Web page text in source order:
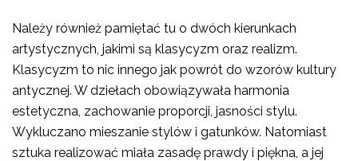
Należy również pamiętać tu o dwóch kierunkach
artystycznych, jakimi są klasycyzm oraz realizm.
Klasycyzm to nic innego jak powrót do wzorów kultury
antycznej. W dziełach obowiązywała harmonia
estetyczna, zachowanie proporcji, jasności stylu.
Wykluczano mieszanie stylów i gatunków. Natomiast
sztuka realizować miała zasadę prawdy i piękna, a jej